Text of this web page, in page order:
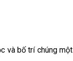
và bố trí chúng một